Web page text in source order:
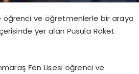
öğrenci ve öğretmenlerle bir araya
yer alan Pusula Roket
Fen Lisesi öğrenci ve